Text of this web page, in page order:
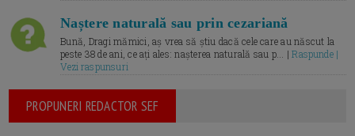
Naștere naturală sau prin cezariană
Bună, Dragi mămici, aș vrea să știu dacă cele care au născut la
peste 38 de ani, ce ați ales: nașterea naturală sau p... |Raspunde |
Vezi raspunsuri
PROPUNERI REDACTOR SEF